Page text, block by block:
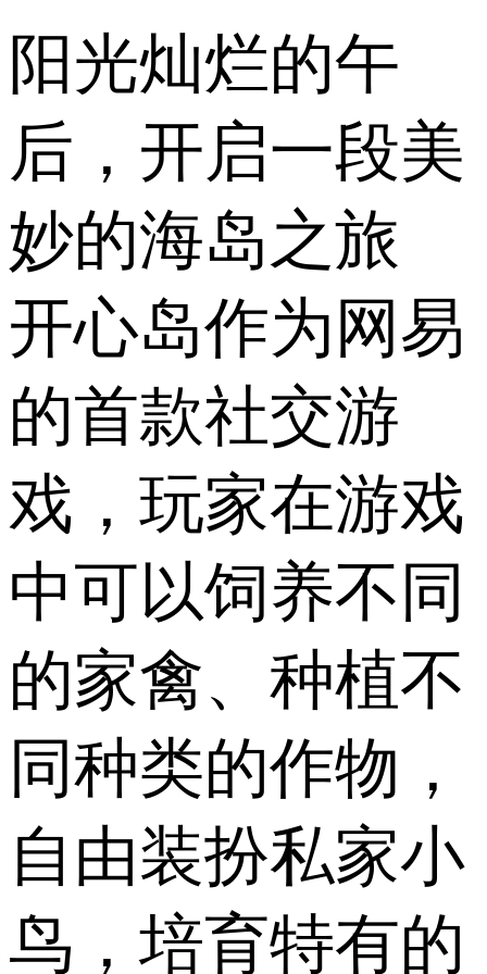
阳光灿烂的午
后，开启一段美
妙的海岛之旅
开心岛作为网易
的首款社交游
戏，玩家在游戏
中可以饲养不同
的家禽、种植不
同种类的作物，
自由装扮私家小
鸟，培育特有的